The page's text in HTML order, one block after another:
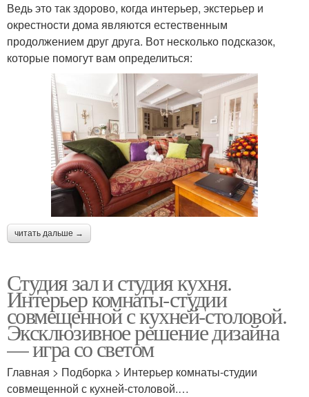
Ведь это так здорово, когда интерьер, экстерьер и
окрестности дома являются естественным
продолжением друг друга. Вот несколько подсказок,
которые помогут вам определиться:
читать дальше →
Студия зал и студия кухня.
Интерьер комнаты-студии
совмещенной с кухней-столовой.
Эксклюзивное решение дизайна
— игра со светом
Главная > Подборка > Интерьер комнаты-студии
совмещенной с кухней-столовой.…